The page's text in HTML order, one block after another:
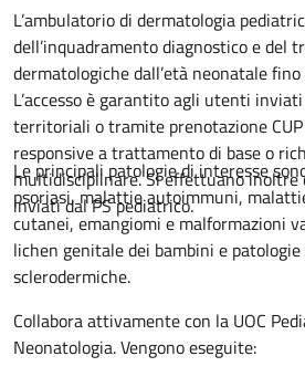
Descrizione
L’ambulatorio di dermatologia
dell’inquadramento diagnostico e del
dermatologiche dall’età neonatale fino
L’accesso è garantito agli utenti
territoriali o tramite prenotazione
responsive a trattamento di base o
multidisciplinare. Si effettuano inoltre
inviati dal PS pediatrico.
Le principali patologie di interesse
psoriasi, malattie autoimmuni,
cutanei, emangiomi e malformazioni
lichen genitale dei bambini e
sclerodermiche.
Collabora attivamente con la UOC
Neonatologia. Vengono eseguite: